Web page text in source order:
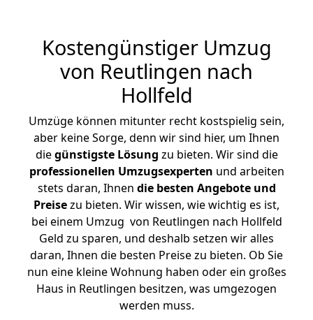
Kostengünstiger Umzug
von Reutlingen nach
Hollfeld
Umzüge können mitunter recht kostspielig sein,
aber keine Sorge, denn wir sind hier, um Ihnen
diegünstigste Lösung zu bieten. Wir sind die
professionellen Umzugsexperten und arbeiten
stets daran, Ihnen die besten Angebote und
Preisezu bieten. Wir wissen, wie wichtig es ist,
bei einem Umzug von Reutlingen nach Hollfeld
Geld zu sparen, und deshalb setzen wir alles
daran, Ihnen die besten Preise zu bieten. Ob Sie
nun eine kleine Wohnung haben oder ein großes
Haus in Reutlingen besitzen, was umgezogen
werden muss.